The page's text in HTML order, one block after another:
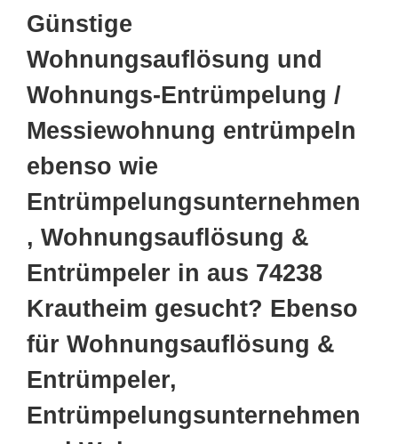
Günstige
Wohnungsauflösung und
Wohnungs-Entrümpelung /
Messiewohnung entrümpeln
ebenso wie
Entrümpelungsunternehmen
, Wohnungsauflösung &
Entrümpeler in aus 74238
Krautheim gesucht? Ebenso
für Wohnungsauflösung &
Entrümpeler,
Entrümpelungsunternehmen